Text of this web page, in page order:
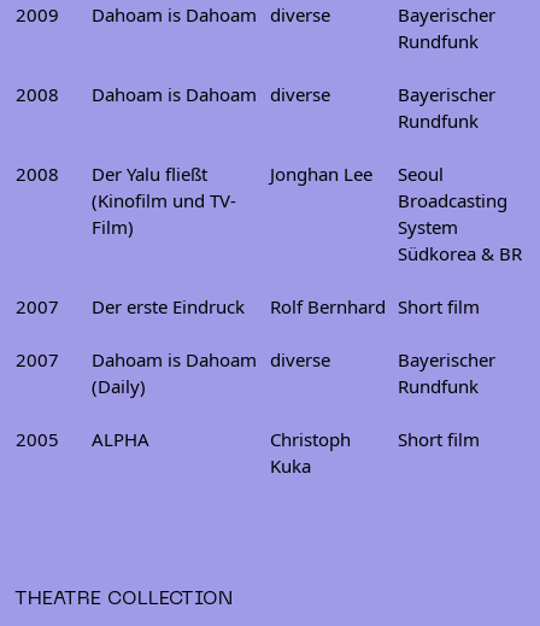
2009 Dahoam is Dahoam diverse
Bayerischer
Rundfunk
2008 Dahoam is Dahoam diverse
Bayerischer
Rundfunk
2008
Der Yalu fließt
(Kinofilm und TV-
Film)
Jonghan Lee
Seoul
Broadcasting
System
Südkorea & BR
2007 Der erste Eindruck Rolf Bernhard Short film
2007
Dahoam is Dahoam
(Daily)
diverse
Bayerischer
Rundfunk
2005 ALPHA
Christoph
Kuka
Short film
THEATRE COLLECTION